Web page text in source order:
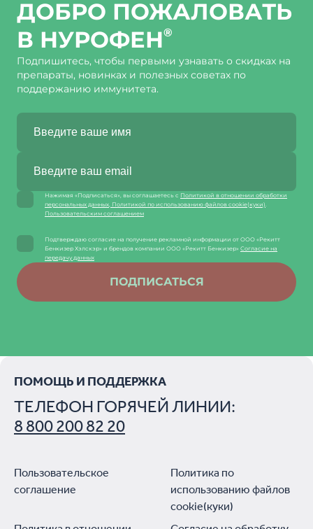
ДОБРО ПОЖАЛОВАТЬ
В НУРОФЕН®
Подпишитесь, чтобы первыми узнавать о скидках на
препараты, новинках и полезных советах по
поддержанию иммунитета.
Нажимая «Подписаться», вы соглашаетесь с Политикой в отношении обработки
персональных данных, Политикой по использованию файлов cookie(куки).
Пользовательским соглашением
Подтверждаю согласие на получение рекламной информации от ООО «Рекитт
Бенкизер Хэлскэр» и брендов компании ООО «Рекитт Бенкизер» Согласие на
передачу данных
ПОДПИСАТЬСЯ
ПОМОЩЬ И ПОДДЕРЖКА
ТЕЛЕФОН ГОРЯЧЕЙ ЛИНИИ:
8 800 200 82 20
Пользовательское
соглашение
Политика по
использованию файлов
cookie(куки)